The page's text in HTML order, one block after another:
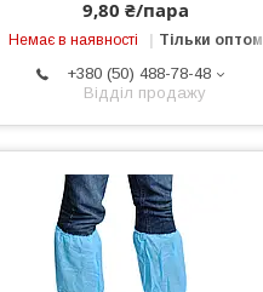
9,80 ₴/пара
Немає в наявності Тільки оптом
+380 (50) 488-78-48
Відділ продажу